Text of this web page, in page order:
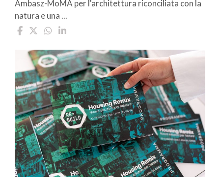
Ambasz-MoMA per l'architettura riconciliata con la
natura e una ...